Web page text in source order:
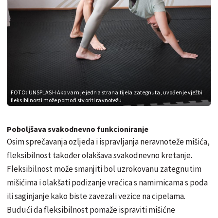
FOTO: UNSPLASH Ako vam je jedna strana tijela zategnuta, uvođenje vježbi
fleksibilnosti može pomoći stvoriti ravnotežu
Poboljšava svakodnevno funkcioniranje
Osim sprečavanja ozljeda i ispravljanja neravnoteže mišića,
fleksibilnost također olakšava svakodnevno kretanje.
Fleksibilnost može smanjiti bol uzrokovanu zategnutim
mišićima i olakšati podizanje vrećica s namirnicama s poda
ili saginjanje kako biste zavezali vezice na cipelama.
Budući da fleksibilnost pomaže ispraviti mišićne